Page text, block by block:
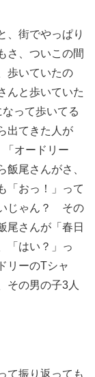
、街でやっぱり
さ、ついこの間
歩いていたの
んと歩いていた
って歩いてる
出てきた人が
オードリー
尾さんがさ、
「おっ！」って
じゃん？ その
さんが「春日
「はい？」っ
リーのTシャ
その男の子3人
て振り返っても